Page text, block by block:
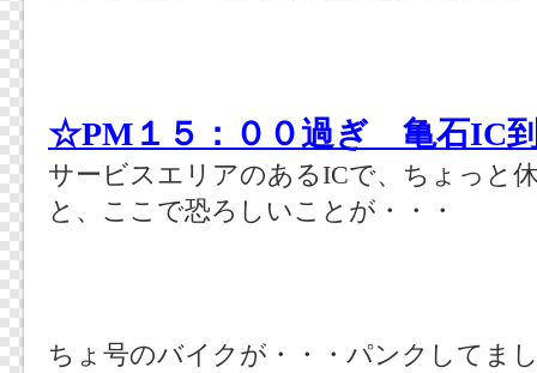
☆PM１５：００過ぎ 亀石IC
サービスエリアのあるICで、ちょっと
と、ここで恐ろしいことが・・・
ちょ号のバイクが・・・パンクしてま